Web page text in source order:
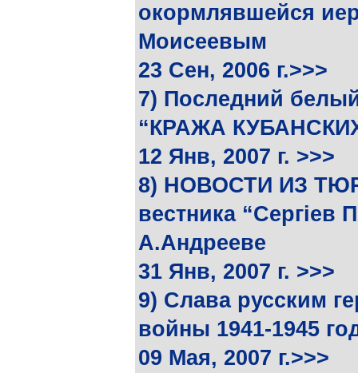
окормлявшейся
Моисеевым
23 Сен, 2006 г.>>>
7) Последний
“КРАЖА
12 Янв, 2007 г. >>>
8) НОВОСТИ ИЗ
вестника “Сергiев
А.Андрееве
31 Янв, 2007 г. >>>
9) Слава русским
войны 1941-1945
09 Мая, 2007 г.>>>